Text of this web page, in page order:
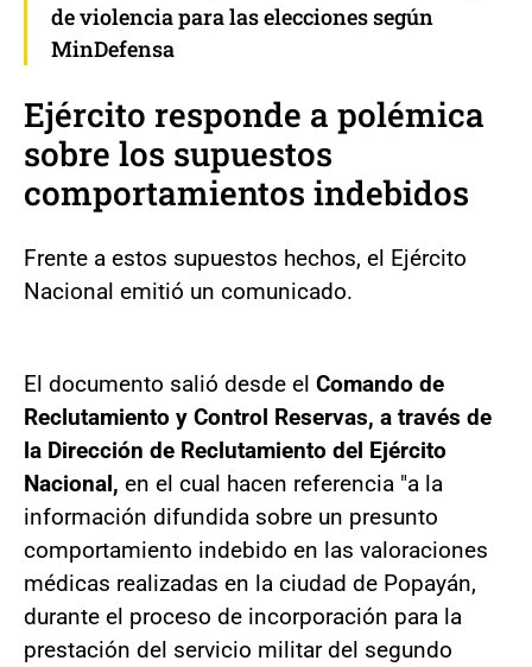
de violencia para las elecciones según
MinDefensa
Ejército responde a polémica
sobre los supuestos
comportamientos indebidos
Frente a estos supuestos hechos, el Ejército
Nacional emitió un comunicado.
El documento salió desde el Comando de
Reclutamiento y Control Reservas, a través de
la Dirección de Reclutamiento del Ejército
Nacional, en el cual hacen referencia "a la
información difundida sobre un presunto
comportamiento indebido en las valoraciones
médicas realizadas en la ciudad de Popayán,
durante el proceso de incorporación para la
prestación del servicio militar del segundo